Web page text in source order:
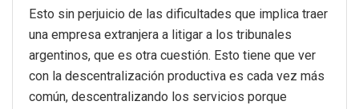
Esto sin perjuicio de las dificultades que implica traer
una empresa extranjera a litigar a los tribunales
argentinos, que es otra cuestión. Esto tiene que ver
con la descentralización productiva es cada vez más
común, descentralizando los servicios porque